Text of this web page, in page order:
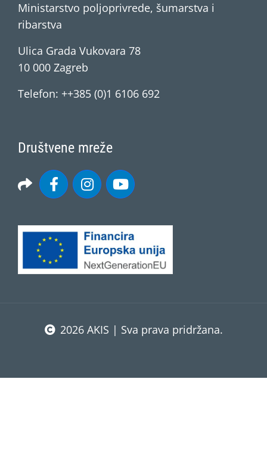
Ministarstvo poljoprivrede, šumarstva i
ribarstva
Ulica Grada Vukovara 78
10 000 Zagreb
Telefon: ++385 (0)1 6106 692
Društvene mreže
2026 AKIS | Sva prava pridržana.